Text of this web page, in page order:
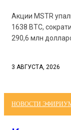
Акции MSTR
1638 BTC,
290,6 млн
3 АВГУСТА, 2026
НОВОСТИ